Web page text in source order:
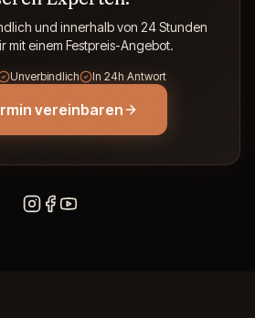
und innerhalb von 24 Stunden
mit einem Festpreis-Angebot.
Unverbindlich In 24h Antwort
vereinbaren